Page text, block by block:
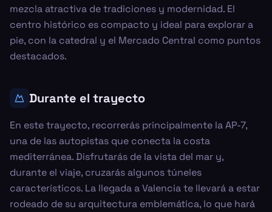
mezcla atractiva de tradiciones y modernidad. El
centro histórico es compacto y ideal para explorar a
pie, con la catedral y el Mercado Central como puntos
destacados.
Durante el trayecto
En este trayecto, recorrerás principalmente la AP-7,
una de las autopistas que conecta la costa
mediterránea. Disfrutarás de la vista del mar y,
durante el viaje, cruzarás algunos túneles
característicos. La llegada a Valencia te llevará a estar
rodeado de su arquitectura emblemática, lo que hará